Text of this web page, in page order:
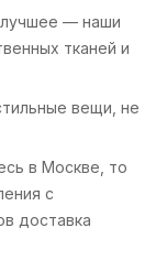
— наши
тканей и
вещи, не
в Москве, то
с
доставка